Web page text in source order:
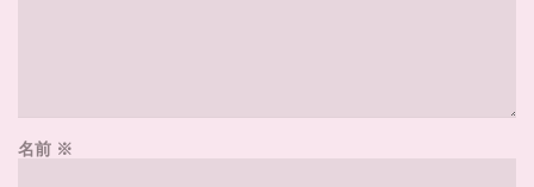
名前 ※